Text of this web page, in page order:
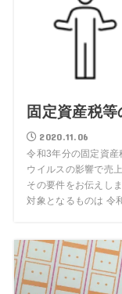
固定資産税等
2020.11.06
令和3年分の固定資産
ウイルスの影響で売
その要件をお伝えし
対象となるものは 令